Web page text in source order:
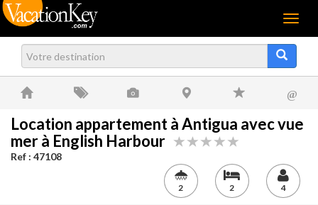
Menu
@
Location appartement à Antigua avec vue
mer à English Harbour
Ref : 47108
2 2 4